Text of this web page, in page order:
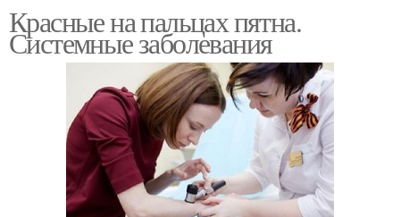
Красные на пальцах пятна.
Системные заболевания